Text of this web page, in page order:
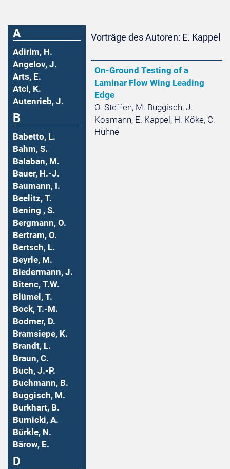
A
Adirim, H.
Angelov, J.
Arts, E.
Atci, K.
Autenrieb, J.
B
Babetto, L.
Bahm, S.
Balaban, M.
Bauer, H.-J.
Baumann, I.
Beelitz, T.
Bening , S.
Bergmann, O.
Bertram, O.
Bertsch, L.
Beyrle, M.
Biedermann, J.
Bitenc, T.W.
Blümel, T.
Bock, T.-M.
Bodmer, D.
Bramsiepe, K.
Brandt, L.
Braun, C.
Buch, J.-P.
Buchmann, B.
Buggisch, M.
Burkhart, B.
Burnicki, A.
Bürkle, N.
Bärow, E.
D
Vorträge des Autoren: E. Kappel
On-Ground Testing of a
Laminar Flow Wing Leading
Edge
O. Steffen, M. Buggisch, J.
Kosmann, E. Kappel, H. Köke, C.
Hühne